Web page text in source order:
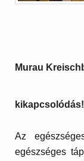
Murau
kikapcsolódás!
Az
egészséges